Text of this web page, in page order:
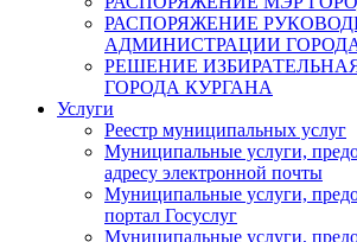
РАСПОРЯЖЕНИЕ
АДМИНИСТРАЦИИ
РЕШЕНИЕ
ГОРОДА КУРГАНА
Услуги
Реестр муниципальных услуг
Муниципальные услуги,
адресу электронной почты
Муниципальные услуги,
портал Госуслуг
Муниципальные услуги,